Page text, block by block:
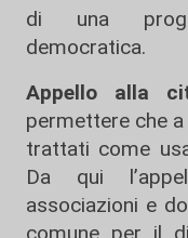
di una
democratica.
Appello alla
permettere che a
trattati come
Da qui
associazioni e